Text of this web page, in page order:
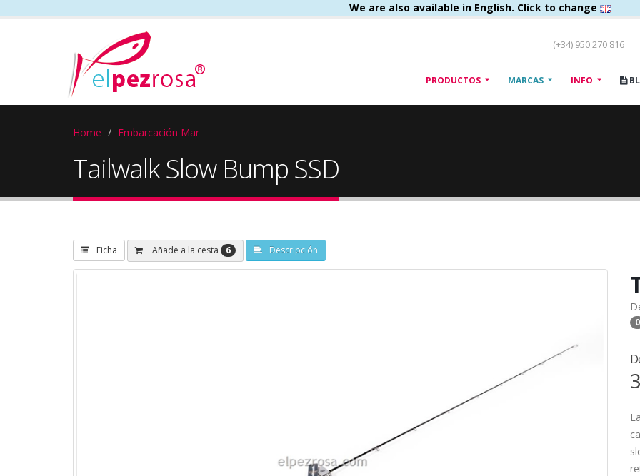
We are also available in English. Click to change
(+34) 950 270 816
PRODUCTOS MARCAS INFO
Home Embarcación Mar
Tailwalk Slow Bump SSD
Ficha Añade a la cesta 6 Descripción
0